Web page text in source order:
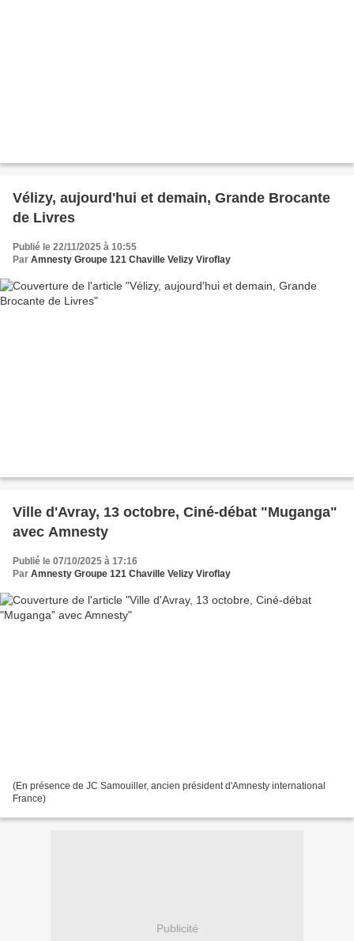
Vélizy, aujourd'hui et demain, Grande Brocante
de Livres
Publié le 22/11/2025 à 10:55
Par Amnesty Groupe 121 Chaville Velizy Viroflay
Ville d'Avray, 13 octobre, Ciné-débat "Muganga"
avec Amnesty
Publié le 07/10/2025 à 17:16
Par Amnesty Groupe 121 Chaville Velizy Viroflay
(En présence de JC Samouiller, ancien président d'Amnesty international
France)
Publicité